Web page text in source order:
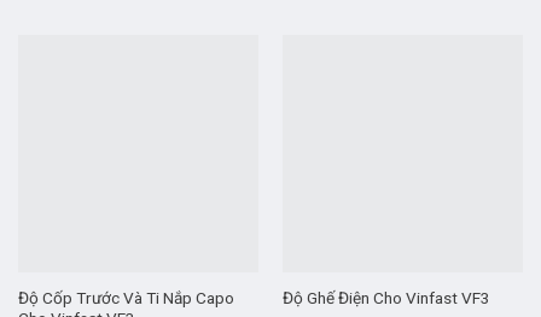
Độ Cốp Trước Và Ti Nắp Capo
Độ Ghế Điện Cho Vinfast VF3